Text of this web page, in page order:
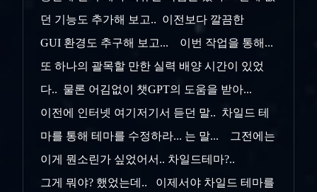
던 기능도 추가해 보고.. 이전보다 깔끔한
GUI 환경도 추구해 보고... 이번 작업을 통해...
또 하나의 괄목할 만한 실력 배양 시간이 있었
다.. 물론 어김없이 챗GPT의 도움을 받아...
이전에 인터넷 여기저기서 듣던 말.. 차일드 테
마를 통해 테마를 수정하라... 는 말... 그전에는
이게 뭔소린가 싶었어서.. 차일드테마?..
그게 뭐야? 했었는데.. 이제서야 차일드 테마를